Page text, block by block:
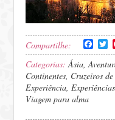
Compartilhe:
Categorias:Ásia ,
Continentes Cruzeiros
Experiência Experiências
Viagem para alma